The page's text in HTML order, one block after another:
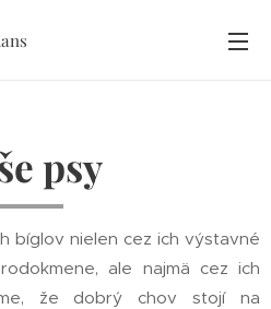
psy
bíglov nielen cez ich výstavné
ale najmä cez ich
že dobrý chov stojí na